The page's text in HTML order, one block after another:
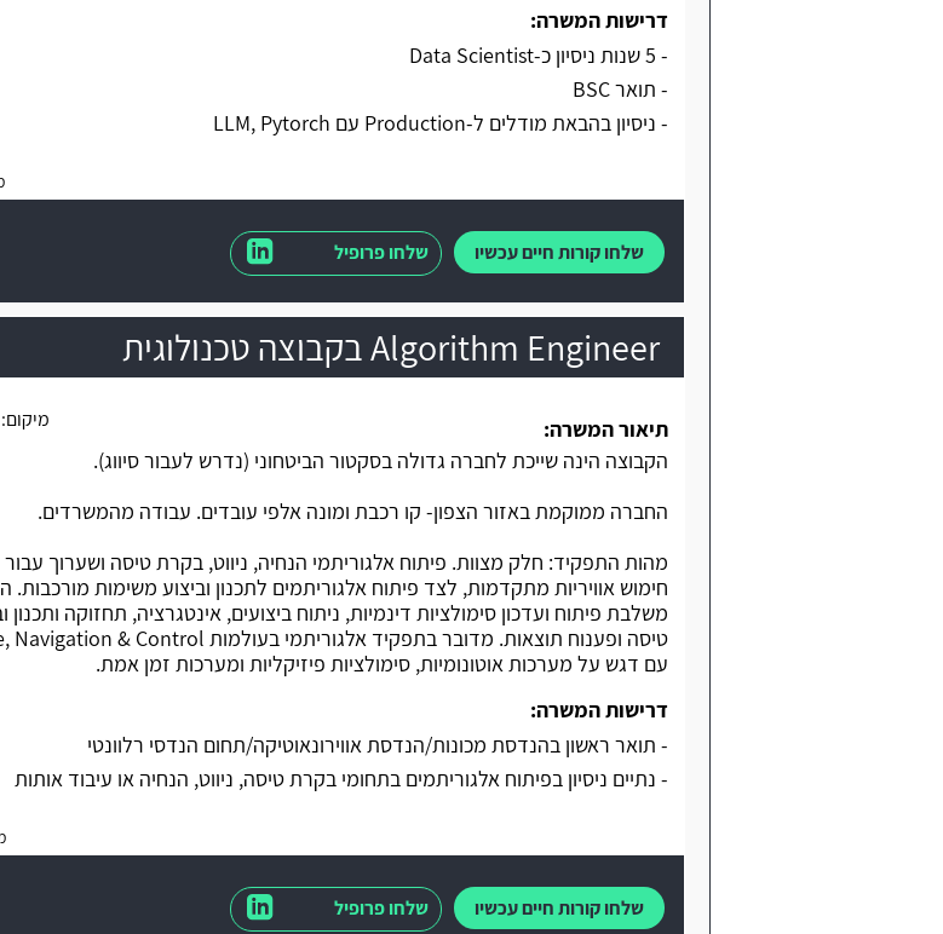
דרישות המשרה:
- 5 שנות ניסיון כ-Data Scientist
- תואר BSC
- ניסיון בהבאת מודלים ל-Production עם LLM, Pytorch
שלחו קורות חיים עכשיו שלחו פרופיל
Algorithm Engineer בקבוצה טכנולוגית
מיקום:
תיאור המשרה:
הקבוצה הינה שייכת לחברה גדולה בסקטור הביטחוני (נדרש לעבור סיווג).
החברה ממוקמת באזור הצפון- קו רכבת ומונה אלפי עובדים. עבודה מהמשרדים.
מהות התפקיד: חלק מצוות. פיתוח אלגוריתמי הנחיה, ניווט, בקרת טיסה ושערוך
חימוש אוויריות מתקדמות, לצד פיתוח אלגוריתמים לתכנון וביצוע משימות מורכבות.
משלבת פיתוח ועדכון סימולציות דינמיות, ניתוח ביצועים, אינטגרציה, תחזוקה ותכנון
עם דגש על מערכות אוטונומיות, סימולציות פיזיקליות ומערכות זמן אמת.
דרישות המשרה:
- תואר ראשון בהנדסת מכונות/הנדסת אווירונאוטיקה/תחום הנדסי רלוונטי
- נתיים ניסיון בפיתוח אלגוריתמים בתחומי בקרת טיסה, ניווט, הנחיה או עיבוד אותות
שלחו קורות חיים עכשיו שלחו פרופיל